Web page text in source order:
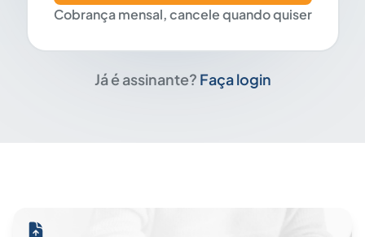
Cobrança mensal, cancele quando quiser
Já é assinante? Faça login